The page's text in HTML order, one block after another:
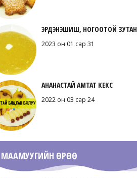
ЭРДЭНЭШИШ, НОГООТОЙ ЗУТАН
2023 он 01 сар 31
АНАНАСТАЙ АМТАТ КЕКС
2022 он 03 сар 24
МААМУУГИЙН ӨРӨӨ